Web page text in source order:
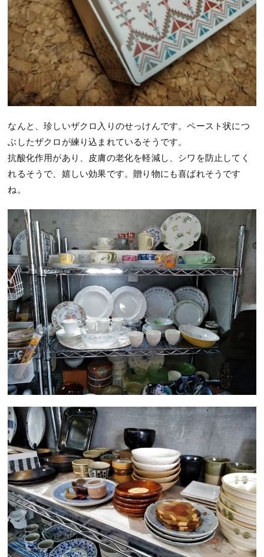
なんと、珍しいザクロ入りのせっけんです。ペースト状につ
ぶしたザクロが練り込まれているそうです。
抗酸化作用があり、皮膚の老化を軽減し、シワを防止してく
れるそうで、嬉しい効果です。贈り物にも喜ばれそうです
ね。